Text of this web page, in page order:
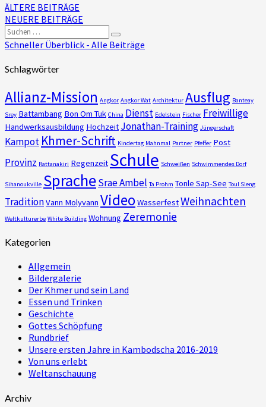
Beitragsnavigation
ÄLTERE BEITRÄGE
NEUERE BEITRÄGE
Suchen
nach:
Suchen
Schneller Überblick - Alle Beiträge
Schlagwörter
Allianz-Mission Angkor Angkor Wat Architektur Ausflug Banteay
Srey Battambang Bon Om Tuk China Dienst Edelstein Fischer Freiwillige
Handwerksausbildung Hochzeit Jonathan-Training Jüngerschaft
Kampot Khmer-Schrift Kindertag Mahnmal Partner Pfeffer Post
Provinz Rattanakiri Regenzeit Schule Schweißen Schwimmendes Dorf
Sihanoukville SpracheSrae Ambel Ta Prohm Tonle Sap-See Toul Sleng
TraditionVann Molyvann VideoWasserfestWeihnachten
Weltkulturerbe White Building Wohnung Zeremonie
Kategorien
Allgemein
Bildergalerie
Der Khmer und sein Land
Essen und Trinken
Geschichte
Gottes Schöpfung
Rundbrief
Unsere ersten Jahre in Kambodscha 2016-2019
Von uns erlebt
Weltanschauung
Archiv